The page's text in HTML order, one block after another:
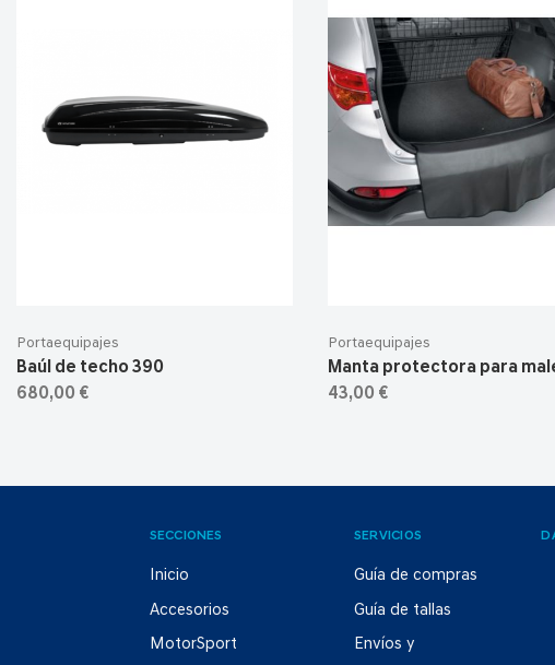
Portaequipajes
Baúl de techo 390
680,00 €
Portaequipajes
Manta protectora para
43,00 €
SECCIONES
Inicio
Accesorios
MotorSport
SERVICIOS
Guía de compras
Guía de tallas
Envíos y